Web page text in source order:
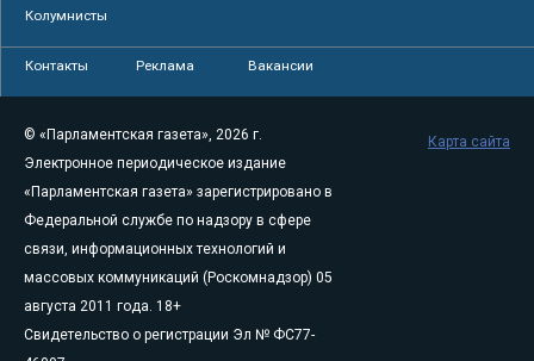
Колумнисты
Контакты Реклама Вакансии
© «Парламентская газета», 2026 г.
Электронное периодическое издание
«Парламентская газета» зарегистрировано в
Федеральной службе по надзору в сфере
связи, информационных технологий и
массовых коммуникаций (Роскомнадзор) 05
августа 2011 года. 18+
Свидетельство о регистрации Эл № ФС77-
Карта сайта